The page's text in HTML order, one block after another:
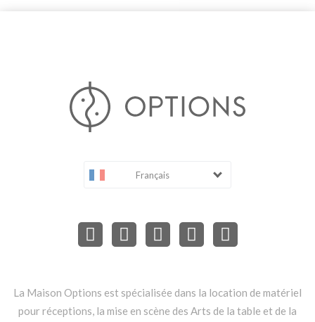
Français
La Maison Options est spécialisée dans la location de matériel
pour réceptions, la mise en scène des Arts de la table et de la